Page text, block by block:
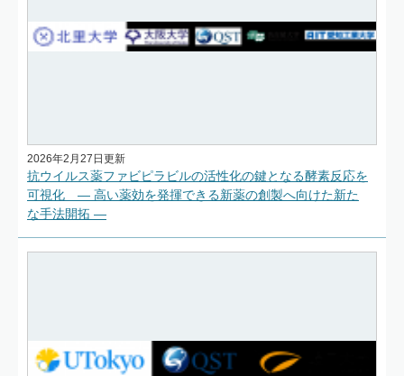
2026年2月27日更新
抗ウイルス薬ファビピラビルの活性化の鍵となる酵素反応を
可視化 ― 高い薬効を発揮できる新薬の創製へ向けた新た
な手法開拓 ―